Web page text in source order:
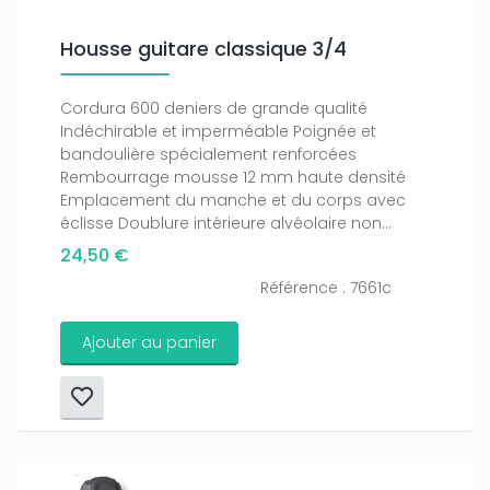
Housse guitare classique 3/4
Cordura 600 deniers de grande qualité
Indéchirable et imperméable Poignée et
bandoulière spécialement renforcées
Rembourrage mousse 12 mm haute densité
Emplacement du manche et du corps avec
éclisse Doublure intérieure alvéolaire non...
24,50 €
Référence : 7661c
Ajouter au panier